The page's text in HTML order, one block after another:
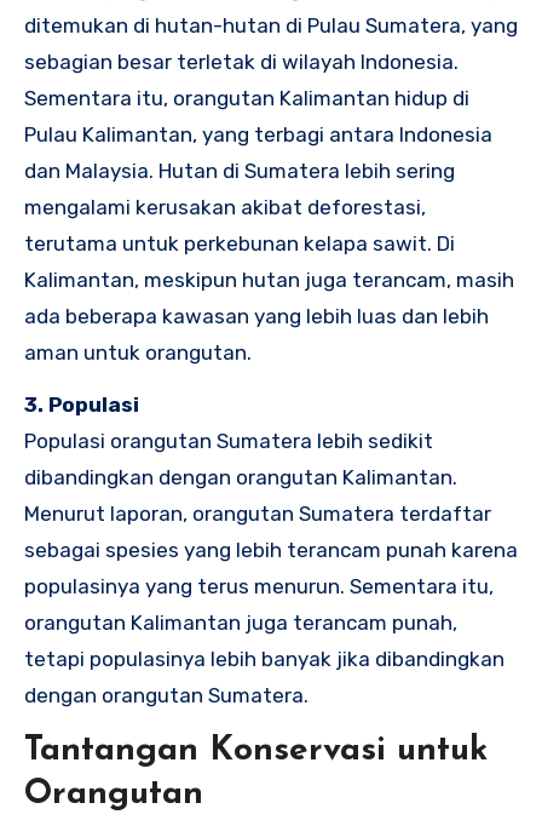
ditemukan di hutan-hutan di Pulau Sumatera, yang
sebagian besar terletak di wilayah Indonesia.
Sementara itu, orangutan Kalimantan hidup di
Pulau Kalimantan, yang terbagi antara Indonesia
dan Malaysia. Hutan di Sumatera lebih sering
mengalami kerusakan akibat deforestasi,
terutama untuk perkebunan kelapa sawit. Di
Kalimantan, meskipun hutan juga terancam, masih
ada beberapa kawasan yang lebih luas dan lebih
aman untuk orangutan.
3. Populasi
Populasi orangutan Sumatera lebih sedikit
dibandingkan dengan orangutan Kalimantan.
Menurut laporan, orangutan Sumatera terdaftar
sebagai spesies yang lebih terancam punah karena
populasinya yang terus menurun. Sementara itu,
orangutan Kalimantan juga terancam punah,
tetapi populasinya lebih banyak jika dibandingkan
dengan orangutan Sumatera.
Tantangan Konservasi untuk
Orangutan